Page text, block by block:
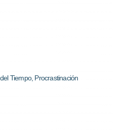
Tiempo, Procrastinación